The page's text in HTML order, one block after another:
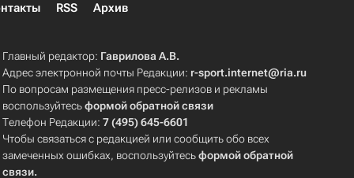
RSS Архив
Главный редактор: Гаврилова А.В.
Адрес электронной почты Редакции: r-sport.internet@ria.ru
По вопросам размещения пресс-релизов и рекламы
воспользуйтесьформой обратной связи
Телефон Редакции:7 (495) 645-6601
Чтобы связаться с редакцией или сообщить обо всех
замеченных ошибках, воспользуйтесьформой обратной
связи.